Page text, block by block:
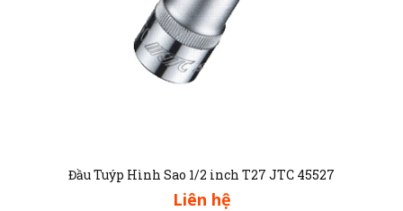
Đầu Tuýp Hình Sao 1/2 inch T27 JTC 45527
Liên hệ